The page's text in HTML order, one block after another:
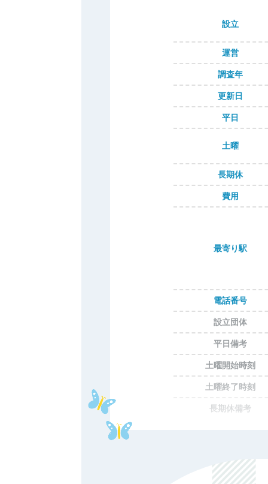
設立
運営
調査年
更新日
平日
土曜
長期休
費用
最寄り駅
電話番号
設立団体
平日備考
土曜開始時刻
土曜終了時刻
長期休備考
年額費用